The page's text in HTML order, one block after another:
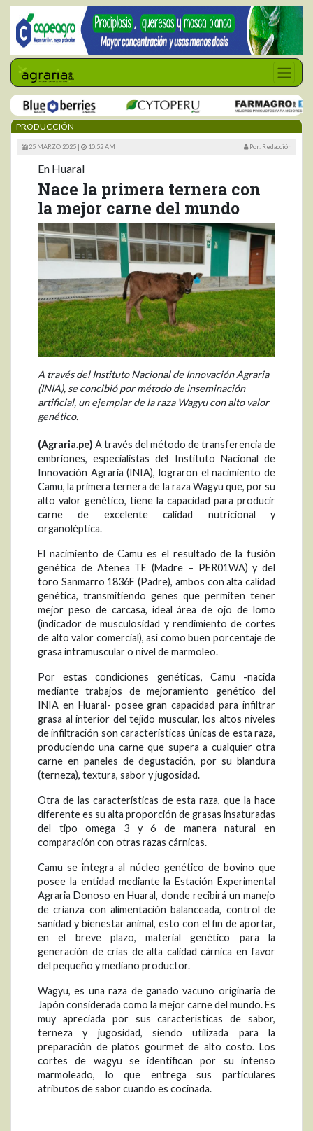
PRODUCCIÓN
25 MARZO 2025 | 10:52 AM Por: Redacción
En Huaral
Nace la primera ternera con
la mejor carne del mundo
A través del Instituto Nacional de Innovación Agraria
(INIA), se concibió por método de inseminación
artificial, un ejemplar de la raza Wagyu con alto valor
genético.
(Agraria.pe) A través del método de transferencia de
embriones, especialistas del Instituto Nacional de
Innovación Agraria (INIA), lograron el nacimiento de
Camu, la primera ternera de la raza Wagyu que, por su
alto valor genético, tiene la capacidad para producir
carne de excelente calidad nutricional y
organoléptica.
El nacimiento de Camu es el resultado de la fusión
genética de Atenea TE (Madre – PER01WA) y del
toro Sanmarro 1836F (Padre), ambos con alta calidad
genética, transmitiendo genes que permiten tener
mejor peso de carcasa, ideal área de ojo de lomo
(indicador de musculosidad y rendimiento de cortes
de alto valor comercial), así como buen porcentaje de
grasa intramuscular o nivel de marmoleo.
Por estas condiciones genéticas, Camu -nacida
mediante trabajos de mejoramiento genético del
INIA en Huaral- posee gran capacidad para infiltrar
grasa al interior del tejido muscular, los altos niveles
de infiltración son características únicas de esta raza,
produciendo una carne que supera a cualquier otra
carne en paneles de degustación, por su blandura
(terneza), textura, sabor y jugosidad.
Otra de las características de esta raza, que la hace
diferente es su alta proporción de grasas insaturadas
del tipo omega 3 y 6 de manera natural en
comparación con otras razas cárnicas.
Camu se integra al núcleo genético de bovino que
posee la entidad mediante la Estación Experimental
Agraria Donoso en Huaral, donde recibirá un manejo
de crianza con alimentación balanceada, control de
sanidad y bienestar animal, esto con el fin de aportar,
en el breve plazo, material genético para la
generación de crías de alta calidad cárnica en favor
del pequeño y mediano productor.
Wagyu, es una raza de ganado vacuno originaria de
Japón considerada como la mejor carne del mundo. Es
muy apreciada por sus características de sabor,
terneza y jugosidad, siendo utilizada para la
preparación de platos gourmet de alto costo. Los
cortes de wagyu se identifican por su intenso
marmoleado, lo que entrega sus particulares
atributos de sabor cuando es cocinada.